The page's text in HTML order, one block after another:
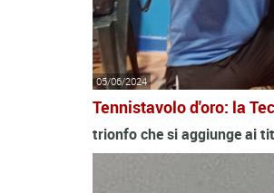
05/06/2024
Tennistavolo d'oro: la
trionfo che si aggiunge ai